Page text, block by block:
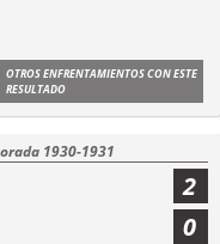
OTROS ENFRENTAMIENTOS CON ESTE
RESULTADO
1930-1931
2
0